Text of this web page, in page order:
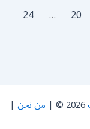
20
…
24
2026 © | من نحن |